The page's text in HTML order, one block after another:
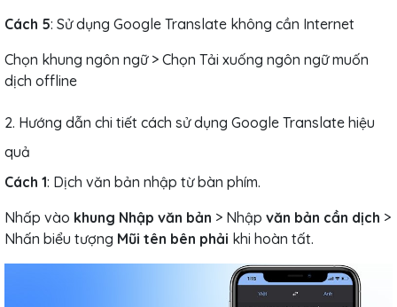
Cách 5: Sử dụng Google Translate không cần Internet
Chọn khung ngôn ngữ > Chọn Tải xuống ngôn ngữ muốn
dịch offline
2. Hướng dẫn chi tiết cách sử dụng Google Translate hiệu
quả
Cách 1: Dịch văn bản nhập từ bàn phím.
Nhấp vào khung Nhập văn bản > Nhập văn bản cần dịch >
Nhấn biểu tượng Mũi tên bên phải khi hoàn tất.